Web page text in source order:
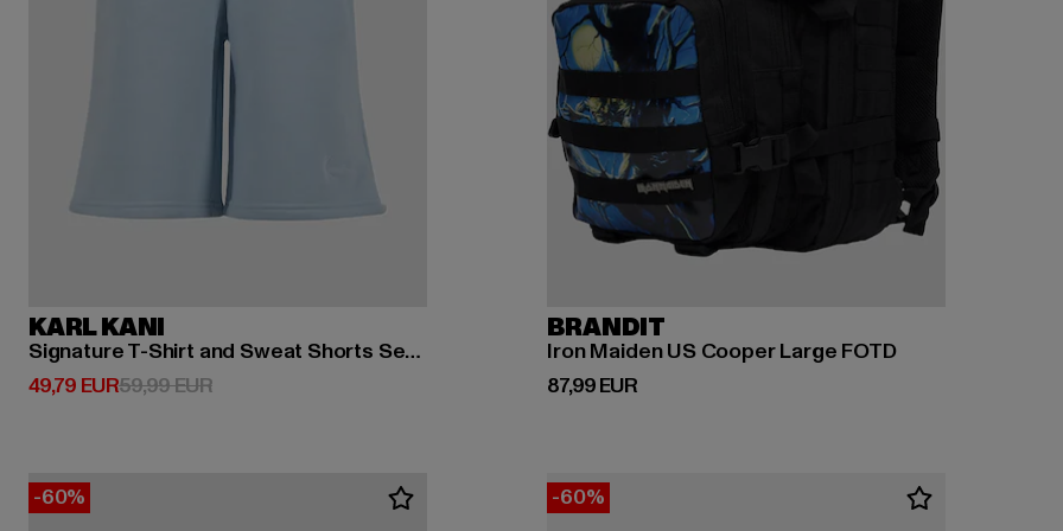
KARL KANI
Signature T-Shirt and Sweat Shorts Set Junior
49,79 EUR
Derzeitiger Preis: 49,79 EUR
59,99 EURAktionspreis: 59,99 EUR
BRANDIT
Iron Maiden US Cooper Large FOTD
87,99 EUR
Derzeitiger Preis: 87,99 EUR
-60% -60%